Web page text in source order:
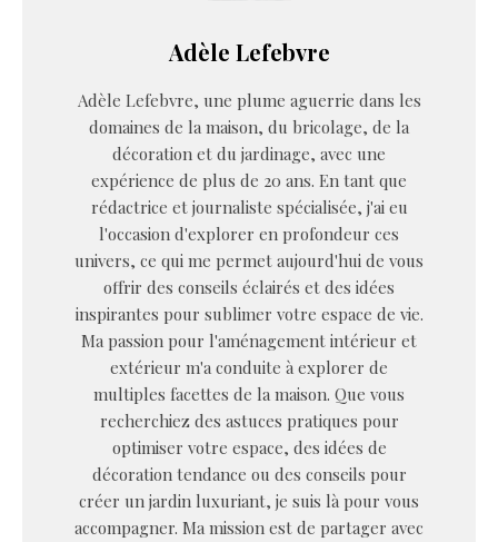
Adèle Lefebvre
Adèle Lefebvre, une plume aguerrie dans les
domaines de la maison, du bricolage, de la
décoration et du jardinage, avec une
expérience de plus de 20 ans. En tant que
rédactrice et journaliste spécialisée, j'ai eu
l'occasion d'explorer en profondeur ces
univers, ce qui me permet aujourd'hui de vous
offrir des conseils éclairés et des idées
inspirantes pour sublimer votre espace de vie.
Ma passion pour l'aménagement intérieur et
extérieur m'a conduite à explorer de
multiples facettes de la maison. Que vous
recherchiez des astuces pratiques pour
optimiser votre espace, des idées de
décoration tendance ou des conseils pour
créer un jardin luxuriant, je suis là pour vous
accompagner. Ma mission est de partager avec